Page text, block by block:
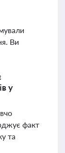
Ви
у
факт
та